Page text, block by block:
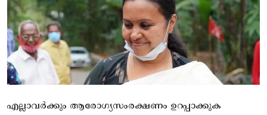
എല്ലാവര്‍ക്കും ആരോഗ്യസംരക്ഷണം ഉറപ്പാക്കുക